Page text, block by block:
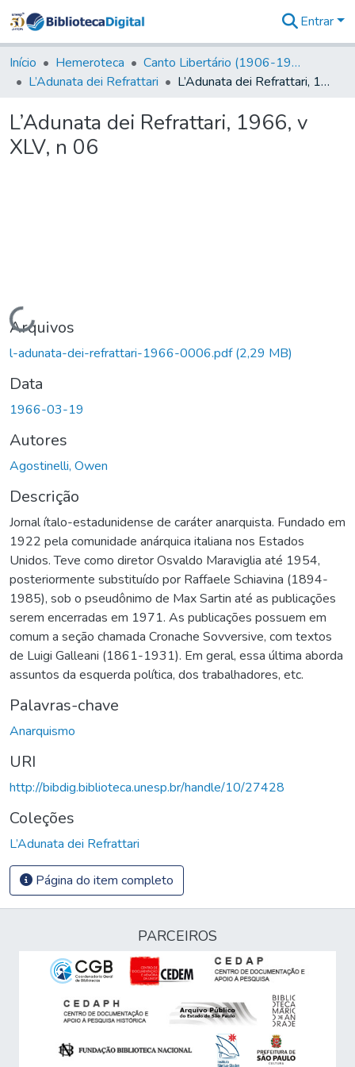
&
Coleções
Tudo na
Digital
Entrar
Início Hemeroteca
Canto Libertário (1906-1995)
L’Adunata dei Refrattari
L’Adunata dei Refrattari, 1966, v XLV, n 06
L’Adunata dei Refrattari, 1966, v
XLV, n 06
Carregando...
Arquivos
l-adunata-dei-refrattari-1966-0006.pdf(2,29 MB)
Data
1966-03-19
Autores
Agostinelli, Owen
Descrição
Jornal ítalo-estadunidense de caráter anarquista. Fundado em
1922 pela comunidade anárquica italiana nos Estados
Unidos. Teve como diretor Osvaldo Maraviglia até 1954,
posteriormente substituído por Raffaele Schiavina (1894-
1985), sob o pseudônimo de Max Sartin até as publicações
serem encerradas em 1971. As publicações possuem em
comum a seção chamada Cronache Sovversive, com textos
de Luigi Galleani (1861-1931). Em geral, essa última aborda
assuntos da esquerda política, dos trabalhadores, etc.
Palavras-chave
Anarquismo
URI
http://bibdig.biblioteca.unesp.br/handle/10/27428
Coleções
L’Adunata dei Refrattari
Página do item completo
PARCEIROS